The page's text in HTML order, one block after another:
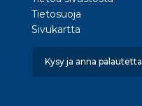
Tietosuoja
Sivukartta
Kysy ja anna palautetta